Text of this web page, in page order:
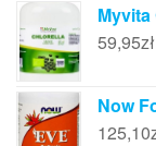
59,95zł
Now
125,10